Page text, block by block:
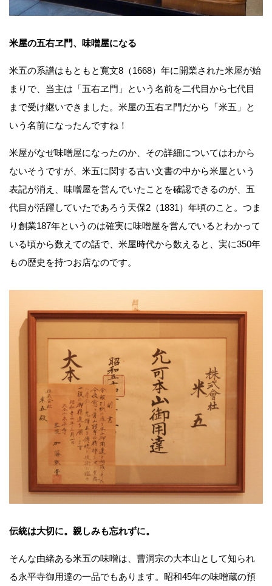
米屋の五右ヱ門、味噌屋になる
米五の系譜はもともと寛文8（1668） 年に開業された米屋が始
まりで、当主は「五右ヱ門」という名前を二代目から七代目
まで受け継いできました。米屋の五右ヱ門だから「米五」と
いう名前になったんですね！
米屋がなぜ味噌屋になったのか、その詳細についてはわから
ないそうですが、米五に関する古い文書の中から米屋という
表記が消え、味噌屋を営んでいたことを確認できるのが、五
代目が活躍していたであろう天保2（1831） 年頃のこと。つま
り創業187年というのは確実に味噌屋を営んでいるとわかって
いる頃から数えての話で、米屋時代から数えると、実に350年
もの歴史を持つお店なのです。
伝統は大切に。親しみも忘れずに。
そんな由緒ある米五の味噌は、曹洞宗の大本山として知られ
る永平寺御用達の一品でもあります。昭和45年の味噌蔵の預